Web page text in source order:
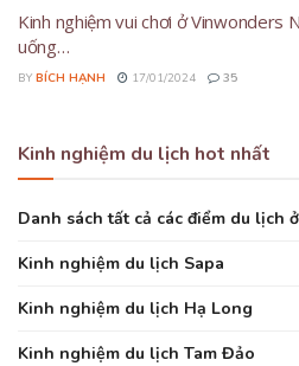
Kinh nghiệm vui chơi ở Vinwonders
uống…
BY BÍCH HẠNH 17/01/2024 35
Kinh nghiệm du lịch hot nhất
Danh sách tất cả các điểm du lịch
Kinh nghiệm du lịch Sapa
Kinh nghiệm du lịch Hạ Long
Kinh nghiệm du lịch Tam Đảo